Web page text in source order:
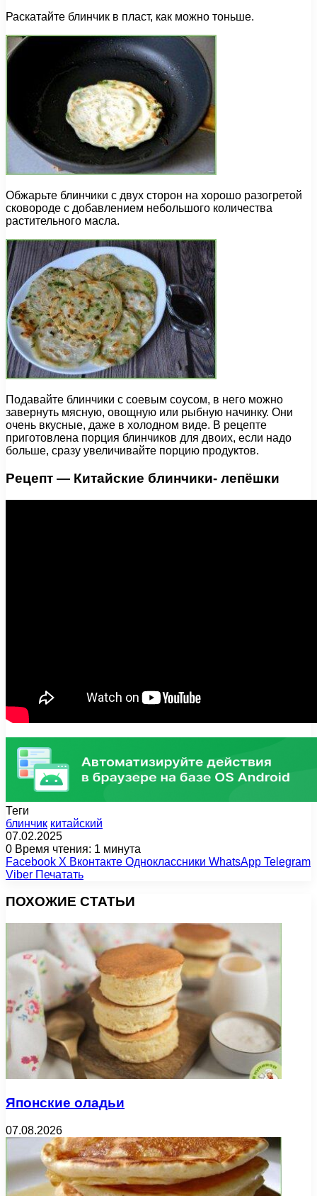
Раскатайте блинчик в пласт, как можно тоньше.
Обжарьте блинчики с двух сторон на хорошо разогретой
сковороде с добавлением небольшого количества
растительного масла.
Подавайте блинчики с соевым соусом, в него можно
завернуть мясную, овощную или рыбную начинку. Они
очень вкусные, даже в холодном виде. В рецепте
приготовлена порция блинчиков для двоих, если надо
больше, сразу увеличивайте порцию продуктов.
Рецепт — Китайские блинчики- лепёшки
Теги
блинчик китайский
07.02.2025
0 Время чтения: 1 минута
Facebook X Вконтакте Одноклассники WhatsApp Telegram
Viber Печатать
ПОХОЖИЕ СТАТЬИ
Японские оладьи
07.08.2026